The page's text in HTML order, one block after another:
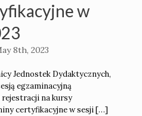
w
8th, 2023
Jednostek Dydaktycznych,
egzaminacyjną
na kursy
certyfikacyjne w sesji […]